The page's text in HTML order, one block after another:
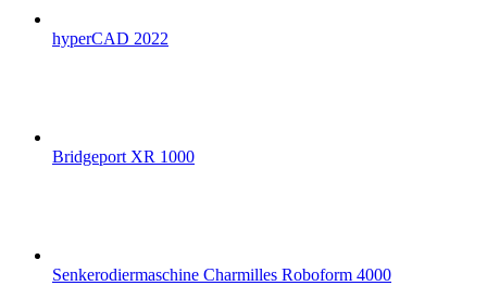
hyperCAD 2022
Bridgeport XR 1000
Senkerodiermaschine Charmilles Roboform 4000